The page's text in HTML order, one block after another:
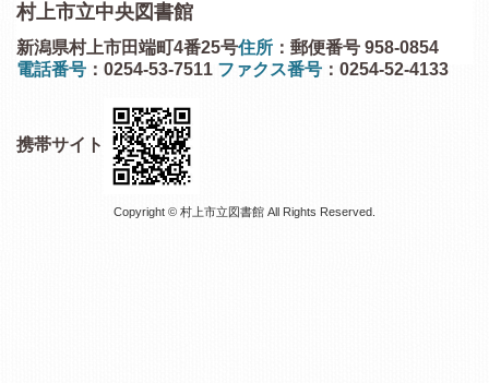
村上市立中央図書館
住所 ：郵便番号 958-0854
新潟県村上市田端町4番25号
電話番号 ：0254-53-7511 ファクス番号 ：0254-52-4133
携帯サイト
Copyright © 村上市立図書館 All Rights Reserved.